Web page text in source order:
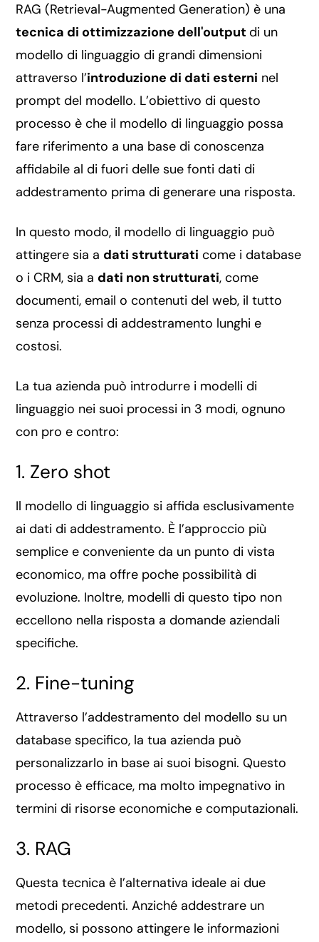
RAG (Retrieval-Augmented Generation) è una
tecnica di ottimizzazione dell'outputdi un
modello di linguaggio di grandi dimensioni
attraverso l’introduzione di dati esterni nel
prompt del modello. L’obiettivo di questo
processo è che il modello di linguaggio possa
fare riferimento a una base di conoscenza
affidabile al di fuori delle sue fonti dati di
addestramento prima di generare una risposta.
In questo modo, il modello di linguaggio può
attingere sia a dati strutturati come i database
o i CRM, sia a dati non strutturati, come
documenti, email o contenuti del web, il tutto
senza processi di addestramento lunghi e
costosi.
La tua azienda può introdurre i modelli di
linguaggio nei suoi processi in 3 modi, ognuno
con pro e contro:
1. Zero shot
Il modello di linguaggio si affida esclusivamente
ai dati di addestramento. È l’approccio più
semplice e conveniente da un punto di vista
economico, ma offre poche possibilità di
evoluzione. Inoltre, modelli di questo tipo non
eccellono nella risposta a domande aziendali
specifiche.
2. Fine-tuning
Attraverso l’addestramento del modello su un
database specifico, la tua azienda può
personalizzarlo in base ai suoi bisogni. Questo
processo è efficace, ma molto impegnativo in
termini di risorse economiche e computazionali.
3. RAG
Questa tecnica è l’alternativa ideale ai due
metodi precedenti. Anziché addestrare un
modello, si possono attingere le informazioni